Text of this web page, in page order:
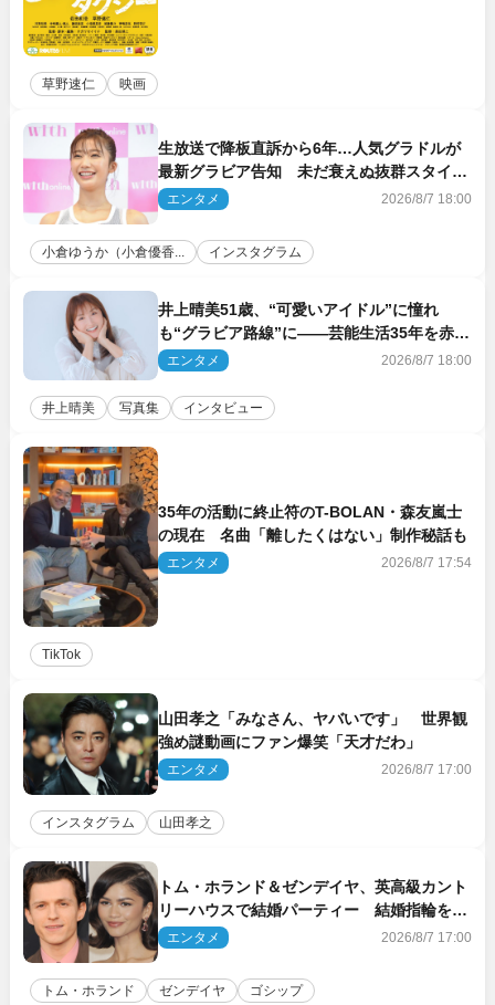
草野速仁 映画
生放送で降板直訴から6年…人気グラドルが
最新グラビア告知 未だ衰えぬ抜群スタイル
に反響
エンタメ 2026/8/7 18:00
小倉ゆうか（小倉優香... インスタグラム
井上晴美51歳、“可愛いアイドル”に憧れ
も“グラビア路線”に――芸能生活35年を赤
裸々に語る 27年ぶりに写真集発売
エンタメ 2026/8/7 18:00
井上晴美 写真集 インタビュー
35年の活動に終止符のT-BOLAN・森友嵐士
の現在 名曲「離したくはない」制作秘話も
エンタメ 2026/8/7 17:54
TikTok
山田孝之「みなさん、ヤバいです」 世界観
強め謎動画にファン爆笑「天才だわ」
エンタメ 2026/8/7 17:00
インスタグラム 山田孝之
トム・ホランド＆ゼンデイヤ、英高級カント
リーハウスで結婚パーティー 結婚指輪を身
に着けたトムも初キャッチ
エンタメ 2026/8/7 17:00
トム・ホランド ゼンデイヤ ゴシップ